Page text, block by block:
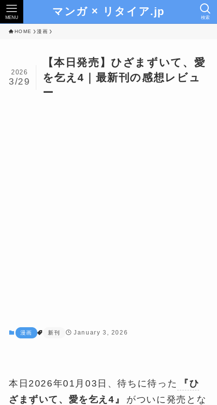
マンガ × リタイア.jp 検索
MENU
HOME 漫画
【本日発売】ひざまずいて、愛
を乞え4｜最新刊の感想レビュ
ー
2026
3/29
漫画 新刊 January 3, 2026
本日2026年01月03日、待ちに待った
『ひ
ざまずいて、愛を乞え4』
がついに発売とな